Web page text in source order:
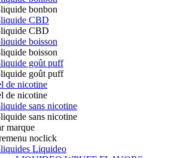
bonbon
CBD
CBD
boisson
boisson
goût puff
goût puff
de nicotine
de nicotine
sans nicotine
sans nicotine
marque
noclick
Liquideo